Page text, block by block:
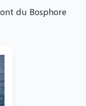
du Bosphore